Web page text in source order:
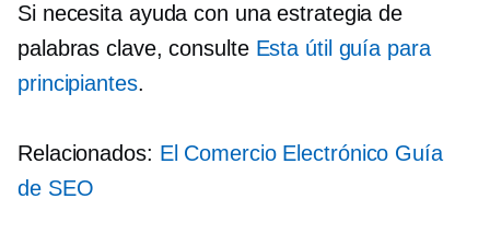
Si necesita ayuda con una estrategia de
palabras clave, consulte Esta útil guía para
principiantes.
Relacionados: El Comercio Electrónico Guía
de SEO